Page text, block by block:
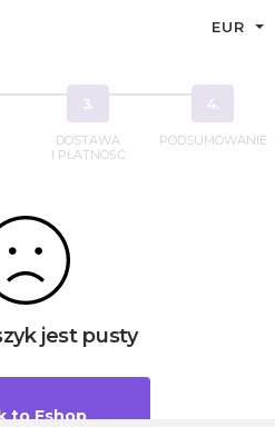
EUR
3.
DOSTAWA
I PŁATNOŚĆ
4.
PODSUMOWANIE
jest pusty
to Eshop